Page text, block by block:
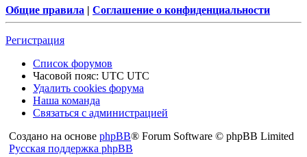
Общие правила | Соглашение о конфиденциальности
Регистрация
Список форумов
Часовой пояс: UTC UTC
Удалить cookies форума
Наша команда
Связаться с администрацией
Создано на основе phpBB® Forum Software © phpBB Limited
Русская поддержка phpBB